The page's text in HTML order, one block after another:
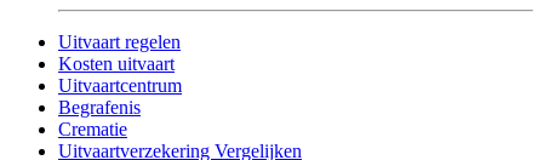
Uitvaart regelen
Kosten uitvaart
Uitvaartcentrum
Begrafenis
Crematie
Uitvaartverzekering Vergelijken